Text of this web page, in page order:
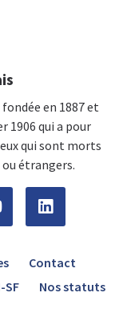
en 1887 et
1906 qui a pour
qui sont morts
ou étrangers.
Contact
SF Nos statuts